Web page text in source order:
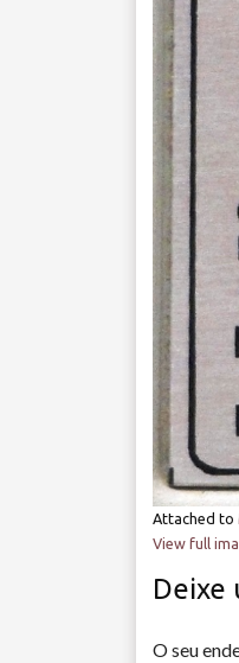
Attached to
View full
Deixe
O seu